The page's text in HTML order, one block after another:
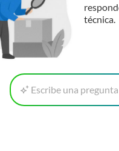
técnica.
Escribe una pregunta